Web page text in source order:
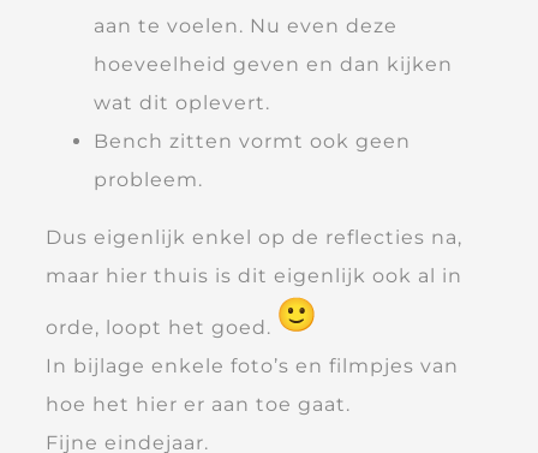
aan te voelen. Nu even deze
hoeveelheid geven en dan kijken
wat dit oplevert.
Bench zitten vormt ook geen
probleem.
Dus eigenlijk enkel op de reflecties na,
maar hier thuis is dit eigenlijk ook al in
orde, loopt het goed.
In bijlage enkele foto’s en filmpjes van
hoe het hier er aan toe gaat.
Fijne eindejaar.